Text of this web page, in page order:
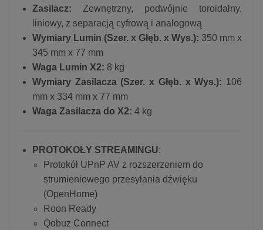
Zasilacz: Zewnętrzny, podwójnie toroidalny,
liniowy, z separacją cyfrową i analogową
Wymiary Lumin (Szer. x Głęb. x Wys.): 350 mm x
345 mm x 77 mm
Waga Lumin X2: 8 kg
Wymiary Zasilacza (Szer. x Głęb. x Wys.): 106
mm x 334 mm x 77 mm
Waga Zasilacza do X2: 4 kg
PROTOKOŁY STREAMINGU:
Protokół UPnP AV z rozszerzeniem do
strumieniowego przesyłania dźwięku
(OpenHome)
Roon Ready
Qobuz Connect